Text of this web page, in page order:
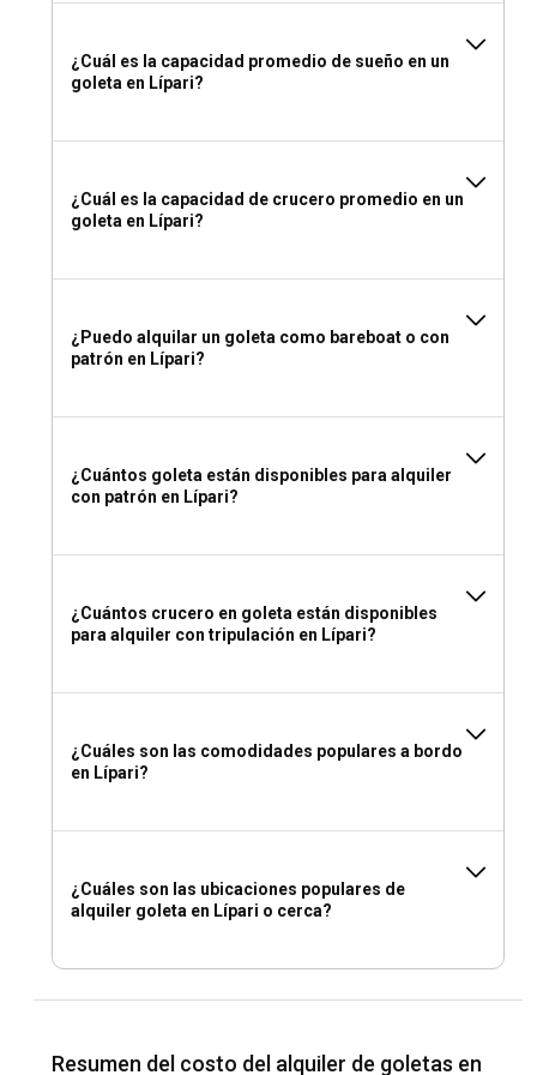
Lipari, recuerda incluir ropa cómoda, ropa de playa,
observar aves y una cámara impermeable son excelentes
artículos para mejorar tus aventuras en el Mediterráneo.
¿Cuál es la capacidad promedio de sueño en un
goleta en Lípari?
¿Cuál es la capacidad de crucero promedio en un
goleta en Lípari?
¿Puedo alquilar un goleta como bareboat o con
patrón en Lípari?
¿Cuántos goleta están disponibles para alquiler
con patrón en Lípari?
¿Cuántos crucero en goleta están disponibles
para alquiler con tripulación en Lípari?
¿Cuáles son las comodidades populares a bordo
en Lípari?
¿Cuáles son las ubicaciones populares de
alquiler goleta en Lípari o cerca?
Resumen del costo del alquiler de goletas en